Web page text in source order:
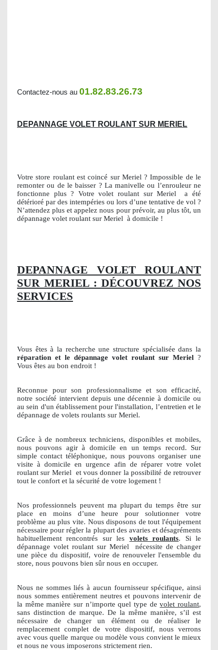
Contactez-nous au 01.82.83.26.73
DEPANNAGE VOLET ROULANT SUR MERIEL
Votre store roulant est coincé sur Meriel ? Impossible de le
remonter ou de le baisser ? La manivelle ou l’enrouleur ne
fonctionne plus ? Votre volet roulant sur Meriel
a été
détérioré par des intempéries ou lors d’une tentative de vol ?
N’attendez plus et appelez nous pour prévoir, au plus tôt, un
dépannage volet roulant sur Meriel à domicile !
DEPANNAGE VOLET ROULANT
SUR MERIEL : DÉCOUVREZ NOS
SERVICES
Vous êtes à la recherche une structure spécialisée dans la
réparation et le dépannage volet roulant sur Meriel ?
Vous êtes au bon endroit !
Reconnue pour son professionnalisme et son efficacité,
notre société intervient depuis une décennie à domicile ou
au sein d'un établissement pour l'installation, l’entretien et le
dépannage de volets roulants sur Meriel.
Grâce à de nombreux techniciens, disponibles et mobiles,
nous pouvons agir à domicile en un temps record. Sur
simple contact téléphonique, nous pouvons organiser une
visite à domicile en urgence afin de réparer votre volet
roulant sur Meriel
et vous donner la possibilité de retrouver
tout le confort et la sécurité de votre logement !
Nos professionnels peuvent ma plupart du temps être sur
place en moins d’une heure pour solutionner votre
problème au plus vite. Nous disposons de tout l'équipement
nécessaire pour régler la plupart des avaries et désagréments
habituellement rencontrés sur les volets roulants. Si le
dépannage volet roulant sur Meriel
nécessite de changer
une pièce du dispositif, voire de renouveler l'ensemble du
store, nous pouvons bien sûr nous en occuper.
Nous ne sommes liés à aucun fournisseur spécifique, ainsi
nous sommes entièrement neutres et pouvons intervenir de
la même manière sur n’importe quel type devolet roulant,
sans distinction de marque. De la même manière, s’il est
nécessaire de changer un élément ou de réaliser le
remplacement complet de votre dispositif, nous verrons
avec vous quelle marque ou modèle vous convient le mieux
et nous ne vous imposerons strictement rien.